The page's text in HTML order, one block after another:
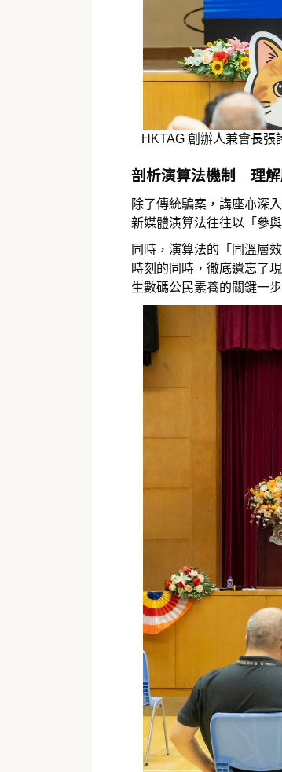
HKTAG 創辦人兼會長張
剖析演算法機制 理解
除了傳統騙案，講座亦深
新媒體演算法往往以「參
同時，演算法的「同溫層
時刻的同時，徹底遺忘了
生數碼公民素養的關鍵一步